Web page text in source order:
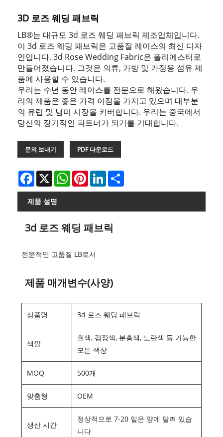
3D 로즈 웨딩 패브릭
LB®는 대규모 3d 로즈 웨딩 패브릭 제조업체입니다.
이 3d 로즈 웨딩 패브릭은 고품질 레이스의 최신 디자
인입니다. 3d Rose Wedding Fabric은 폴리에스터로
만들어졌습니다. 그것은 의류, 가방 및 가정용 섬유 제
품에 사용할 수 있습니다.
우리는 수년 동안 레이스를 전문으로 해왔습니다. 우
리의 제품은 좋은 가격 이점을 가지고 있으며 대부분
의 유럽 및 남미 시장을 커버합니다. 우리는 중국에서
당신의 장기적인 파트너가 되기를 기대합니다.
문의 보내기 PDF 다운로드
Facebook
X WhatsAppPinterestLinkedIn
제품 설명
3d 로즈 웨딩 패브릭
전문적인 고품질 LB로서
제품 매개변수(사양)
상품명 3d 로즈 웨딩 패브릭
색깔
흰색, 검정색, 분홍색, 노란색 등 가능한
모든 색상
MOQ 500개
맞춤형 OEM
생산 시간
정상적으로 7-20 일은 양에 달려 있습
니다